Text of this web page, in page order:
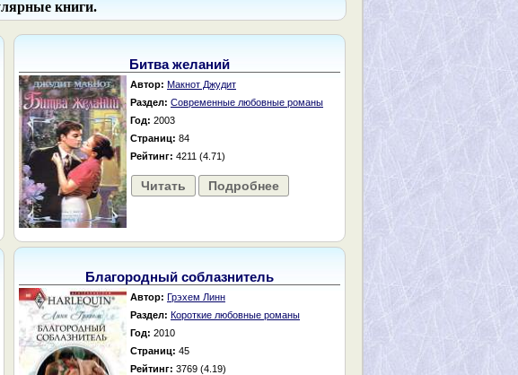
книги.
Битва желаний
Автор: Макнот Джудит
Раздел: Современные любовные романы
Год: 2003
Страниц: 84
Рейтинг: 4211 (4.71)
Читать Подробнее
Благородный соблазнитель
Автор: Грэхем Линн
Раздел: Короткие любовные романы
Год: 2010
Страниц: 45
Рейтинг: 3769 (4.19)